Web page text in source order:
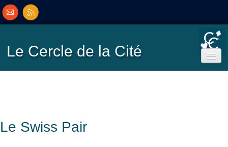
Le Cercle de la Cité
Le Swiss Pair